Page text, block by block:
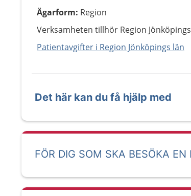
Ägarform: Region
Verksamheten tillhör Region
Patientavgifter i Region Jönköpings län
Det här kan du få hjälp med
FÖR DIG SOM SKA BESÖKA EN